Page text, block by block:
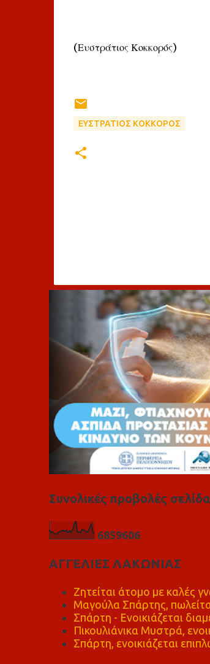
(Ευστράτιος Κοκκορός)
ΕΥΣΤΡΑΤΙΟΣ ΚΟΚΚΟΡΟΣ
λ
Συνολικές προβολές
6859606
ΑΓΓΕΛΙΕΣ ΛΑΚΩΝΙΑΣ
Ζητείται άτομο με καλές
Μαγούλα Σπάρτης,
Σπάρτη - Ενοικιάζεται
Πικουλιάνικα Μυστρά,
Σπάρτη, ενοικιάζεται